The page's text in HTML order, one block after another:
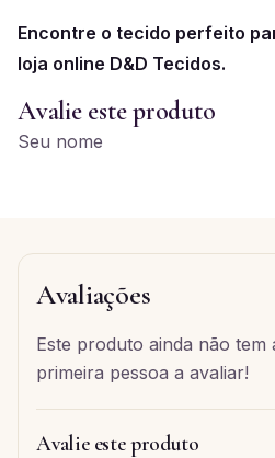
Encontre o tecido perfeito
loja online D&D Tecidos.
Avalie este produto
Seu nome
Avaliações
Este produto ainda não tem
primeira pessoa a avaliar!
Avalie este produto